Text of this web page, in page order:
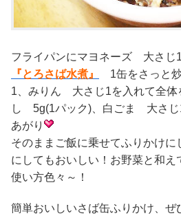
フライパンにマヨネーズ 大さじ1
『とろさば水煮』
1缶をさっと
1、みりん 大さじ1を入れて全体
し 5g(1パック)、白ごま 大さじ
あがり
そのままご飯に乗せてふりかけに
にしてもおいしい！お野菜と和え
使い方色々～！
簡単おいしいさば缶ふりかけ、ぜ